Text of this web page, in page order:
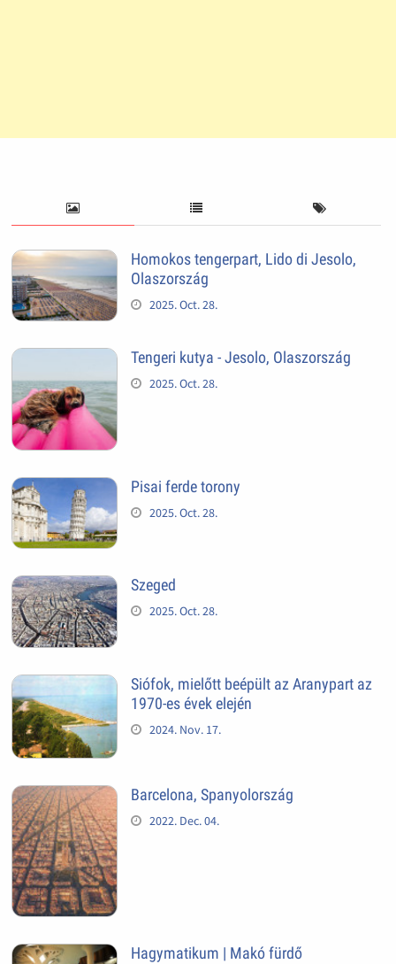
Homokos tengerpart, Lido di Jesolo,
Olaszország
2025. Oct. 28.
Tengeri kutya - Jesolo, Olaszország
2025. Oct. 28.
Pisai ferde torony
2025. Oct. 28.
Szeged
2025. Oct. 28.
Siófok, mielőtt beépült az Aranypart az
1970-es évek elején
2024. Nov. 17.
Barcelona, Spanyolország
2022. Dec. 04.
Hagymatikum | Makó fürdő